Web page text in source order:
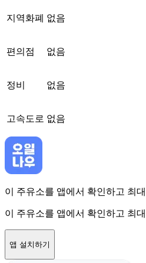
지역화폐 없음
편의점 없음
정비 없음
고속도로 없음
이 주유소를 앱에서 확인하고 최
이 주유소를 앱에서 확인하고 최
앱 설치하기